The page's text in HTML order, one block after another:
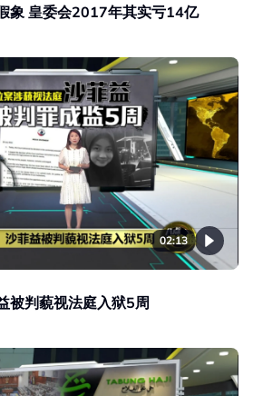
象 皇委会2017年其实亏14亿
02:13
被判藐视法庭入狱5周